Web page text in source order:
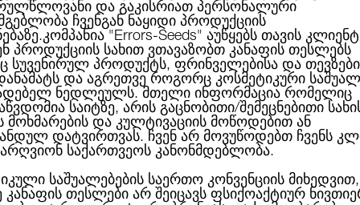
და გაკისრიათ პერსონალური
ჩვენგან ნაყიდი პროდუქციის
"Errors-Seeds" აუწყებს თავის
პროდუქციის სახით ვთავაზობთ კანაფის თესლებს
სუვენირულ პროდუქტს, ფრინველებისა და
და აგრეთვე როგორც კოსმეტიკური
ნედლეულს. მთელი ინფორმაცია რომელიც
საიტზე, არის გაცნობითი/შემეცნებითი
მოხმარების და კულტივაციის მოწოდებით ან
დატვირთვას. ჩვენ არ მოვუწოდებთ ჩვენს
საქართვეოს კანონმდებლობა.
საშუალებების საერთო კონვენციის მიხედვით,
კანაფის თესლები არ შეიცავს ფსიქოაქტიურ
მშვენიერ ამბავს: 9 ივლისს Errors Seeds აღნიშნავს